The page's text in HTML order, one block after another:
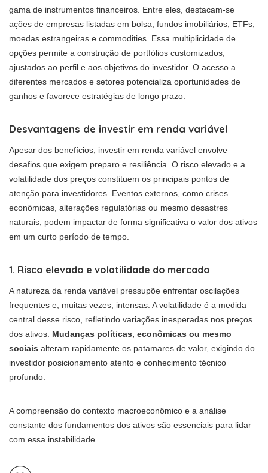
gama de instrumentos financeiros. Entre eles, destacam-se
ações de empresas listadas em bolsa, fundos imobiliários, ETFs,
moedas estrangeiras e commodities. Essa multiplicidade de
opções permite a construção de portfólios customizados,
ajustados ao perfil e aos objetivos do investidor. O acesso a
diferentes mercados e setores potencializa oportunidades de
ganhos e favorece estratégias de longo prazo.
Desvantagens de investir em renda variável
Apesar dos benefícios, investir em renda variável envolve
desafios que exigem preparo e resiliência. O risco elevado e a
volatilidade dos preços constituem os principais pontos de
atenção para investidores. Eventos externos, como crises
econômicas, alterações regulatórias ou mesmo desastres
naturais, podem impactar de forma significativa o valor dos ativos
em um curto período de tempo.
1. Risco elevado e volatilidade do mercado
A natureza da renda variável pressupõe enfrentar oscilações
frequentes e, muitas vezes, intensas. A volatilidade é a medida
central desse risco, refletindo variações inesperadas nos preços
dos ativos. Mudanças políticas, econômicas ou mesmo
sociais alteram rapidamente os patamares de valor, exigindo do
investidor posicionamento atento e conhecimento técnico
profundo.
A compreensão do contexto macroeconômico e a análise
constante dos fundamentos dos ativos são essenciais para lidar
com essa instabilidade.